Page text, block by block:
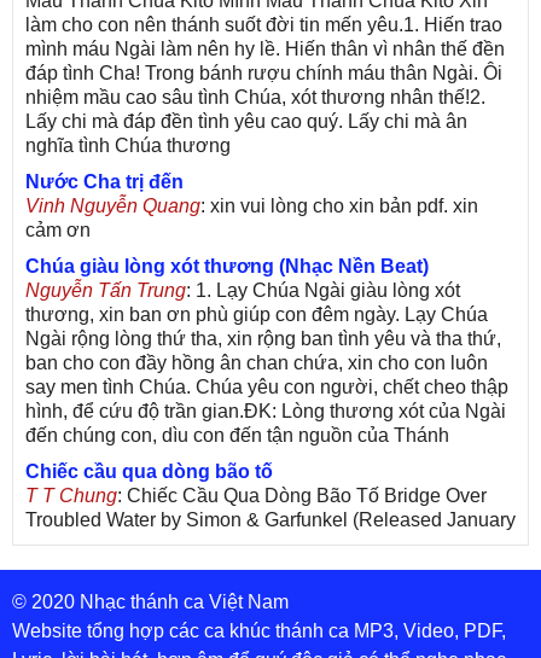
làm cho con nên thánh suốt đời tin mến yêu.1. Hiến trao
mình máu Ngài làm nên hy lề. Hiến thân vì nhân thế đền
đáp tình Cha! Trong bánh rượu chính máu thân Ngài. Ôi
nhiệm mầu cao sâu tình Chúa, xót thương nhân thế!2.
Lấy chi mà đáp đền tình yêu cao quý. Lấy chi mà ân
nghĩa tình Chúa thương
Nước Cha trị đến
Vinh Nguyễn Quang: xin vui lòng cho xin bản pdf. xin
cảm ơn
Chúa giàu lòng xót thương (Nhạc Nền Beat)
Nguyễn Tấn Trung: 1. Lạy Chúa Ngài giàu lòng xót
thương, xin ban ơn phù giúp con đêm ngày. Lạy Chúa
Ngài rộng lòng thứ tha, xin rộng ban tình yêu và tha thứ,
ban cho con đầy hồng ân chan chứa, xin cho con luôn
say men tình Chúa. Chúa yêu con người, chết cheo thập
hình, để cứu độ trần gian.ĐK: Lòng thương xót của Ngài
đến chúng con, dìu con đến tận nguồn của Thánh
Chiếc cầu qua dòng bão tố
T T Chung: Chiếc Cầu Qua Dòng Bão Tố Bridge Over
Troubled Water by Simon & Garfunkel (Released January
26, 1970) Lời Việt: Nhạc Sĩ Vũ Đức Nghiêm Trình Bày:
Chung Tử Lưu
De Colores! (Lời Việt)
Son Vu: Bài hát có lời chưa.Cám ơn
© 2020 Nhạc thánh ca Việt Nam
Website tổng hợp các ca khúc thánh ca MP3, Video, PDF,